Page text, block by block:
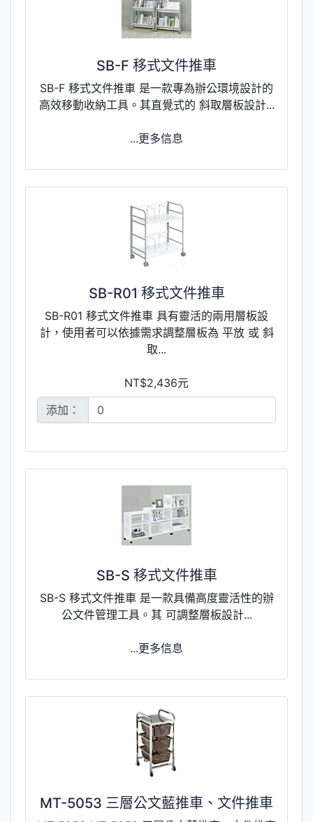
SB-F 移式文件推車
SB-F 移式文件推車 是一款專為辦公環境設計的
高效移動收納工具。其直覺式的 斜取層板設計...
...更多信息
SB-R01 移式文件推車
SB-R01 移式文件推車 具有靈活的兩用層板設
計，使用者可以依據需求調整層板為 平放 或 斜
取...
NT$2,436元
添加：
SB-S 移式文件推車
SB-S 移式文件推車 是一款具備高度靈活性的辦
公文件管理工具。其 可調整層板設計...
...更多信息
MT-5053 三層公文藍推車、文件推車